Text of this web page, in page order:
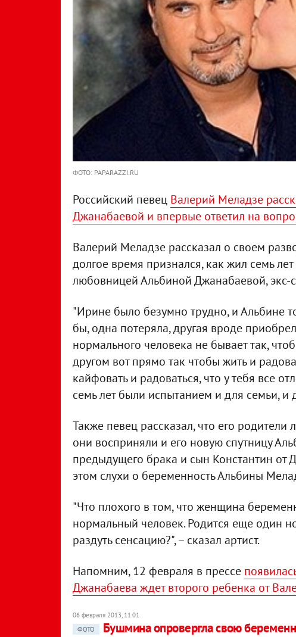
ФОТО: PAPARAZZI.RU
Российский певец Валерий Меладзе
Джанабаевой и впервые ответил на
Валерий Меладзе рассказал о своем
долгое время признался, как жил семь
любовницей Альбиной Джанабаевой, экс-
"Ирине было безумно трудно, и Альбине
бы, одна потеряла, другая вроде
нормального человека не бывает так,
другом вот прямо так чтобы жить и
кайфовать и радоваться, что у тебя все
семь лет были испытанием и для семьи, и
Также певец рассказал, что его
они восприняли и его новую спутницу
предыдущего брака и сын Константин
этом слухи о беременность Альбины
"Что плохого в том, что женщина
нормальный человек. Родится еще один
раздуть сенсацию?", – сказал артист.
Напомним, 12 февраля в прессе
Джанабаева ждет второго ребенка от
06 февраля 2013, 11:01
ФОТО
Бушмина опровергла свою